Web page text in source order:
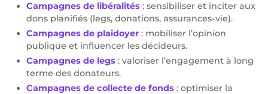
Campagnes de libéralités : sensibiliser et inciter aux
dons planifiés (legs, donations, assurances-vie).
Campagnes de plaidoyer : mobiliser l’opinion
publique et influencer les décideurs.
Campagnes de legs : valoriser l’engagement à long
terme des donateurs.
Campagnes de collecte de fonds : optimiser la